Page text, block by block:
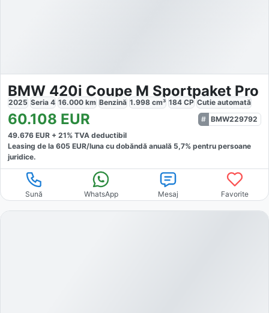
BMW 420i Coupe M Sportpaket Pro
2025 Seria 4 16.000 km Benzină 1.998 cm³ 184 CP Cutie automată
60.108 EUR
BMW229792
49.676 EUR + 21% TVA deductibil
Leasing de la 605 EUR/luna cu dobăndă anuală 5,7% pentru persoane
juridice.
Sună WhatsApp Mesaj Favorite